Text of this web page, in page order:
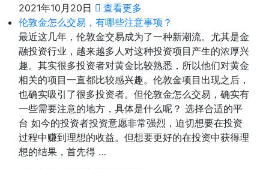
2021年10月20日
查看更多
伦敦金怎么交易，有哪些注意事项？
最近这几年，伦敦金交易成为了一种新潮流。尤其是金
融投资行业，越来越多人对这种投资项目产生的浓厚兴
趣。其实很多投资者对黄金比较熟悉，所以他们对黄金
相关的项目一直都比较感兴趣。伦敦金项目出现之后，
也确实吸引了很多投资者。但伦敦金怎么交易，确实有
一些需要注意的地方，具体是什么呢？ 选择合适的平
台 如今的投资者投资意愿非常强烈，迫切想要在投资
过程中赚到理想的收益。但想要更好的在投资中获得理
想的结果，首先得 …